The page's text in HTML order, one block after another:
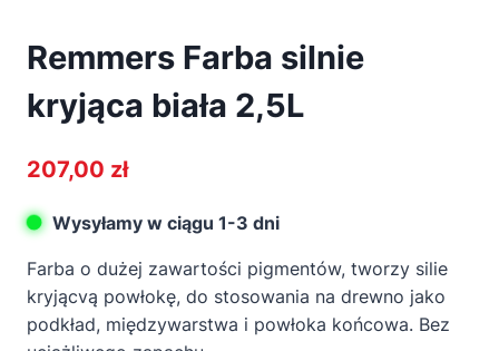
Remmers Farba silnie
kryjąca biała 2,5L
207,00 zł
Wysyłamy w ciągu 1-3 dni
Farba o dużej zawartości pigmentów, tworzy silie
kryjącvą powłokę, do stosowania na drewno jako
podkład, międzywarstwa i powłoka końcowa. Bez